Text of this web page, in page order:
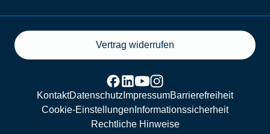
Vertrag widerrufen
KontaktDatenschutz ImpressumBarrierefreiheit
Cookie-Einstellungen Informationssicherheit
Rechtliche Hinweise